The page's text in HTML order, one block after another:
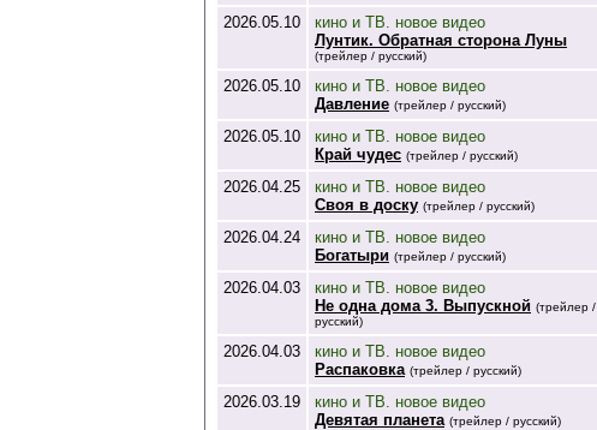
2026.05.10
кино и ТВ. новое видео
Лунтик. Обратная сторона Луны
(трейлер / русский)
2026.05.10
кино и ТВ. новое видео
Давление (трейлер / русский)
2026.05.10
кино и ТВ. новое видео
Край чудес (трейлер / русский)
2026.04.25
кино и ТВ. новое видео
Своя в доску (трейлер / русский)
2026.04.24
кино и ТВ. новое видео
Богатыри (трейлер / русский)
2026.04.03
кино и ТВ. новое видео
Не одна дома 3. Выпускной (трейлер /
русский)
2026.04.03
кино и ТВ. новое видео
Распаковка (трейлер / русский)
2026.03.19
кино и ТВ. новое видео
Девятая планета (трейлер / русский)